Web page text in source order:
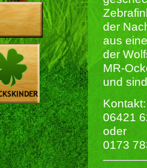
der
aus
der
MR-
und
Kontakt:
06421
oder
0173